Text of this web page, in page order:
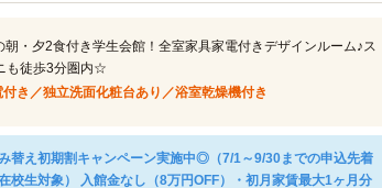
・夕2食付き学生会館！全室家具家電付きデザインルーム♪ス
も徒歩3分圏内☆
き／独立洗面化粧台あり／浴室乾燥機付き
替え初期割キャンペーン実施中◎（7/1～9/30までの申込先着
校生対象） 入館金なし（8万円OFF）・初月家賃最大1ヶ月分